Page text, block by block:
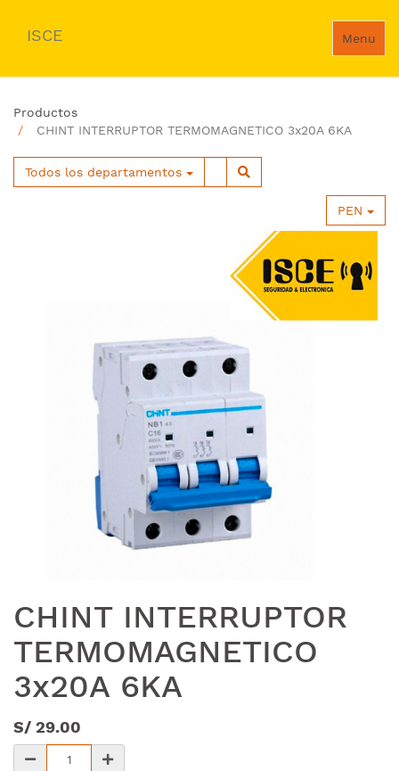
Menu
ISCE
Productos
CHINT INTERRUPTOR TERMOMAGNETICO 3x20A 6KA
Todos los departamentos
PEN
CHINT INTERRUPTOR
TERMOMAGNETICO
3x20A 6KA
S/ 29.00